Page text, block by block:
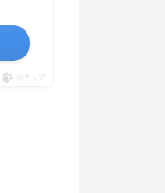
ポチップ